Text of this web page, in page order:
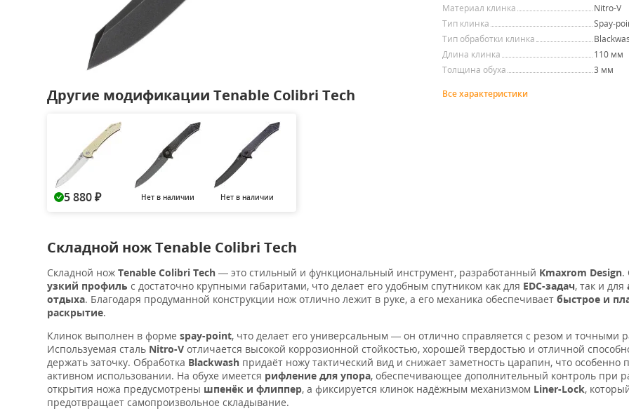
Другие модификации Tenable Colibri Tech
5 880 ₽ Нет в наличии Нет в наличии
Материал клинка
Nitro-V
Тип клинка
Spay-
Тип обработки клинка
Длина клинка
110 мм
Толщина обуха
3 мм
Все характеристики
Складной нож Tenable Colibri Tech
Складной нож Tenable Colibri Tech — это стильный и функциональный инструмент, разработанный Kmaxrom Design.
узкий профиль с достаточно крупными габаритами, что делает его удобным спутником как для EDC-задач, так и для
отдыха. Благодаря продуманной конструкции нож отлично лежит в руке, а его механика обеспечивает быстрое и
раскрытие.
Клинок выполнен в форме spay-point, что делает его универсальным — он отлично справляется с резом и точными
Используемая сталь Nitro-V отличается высокой коррозионной стойкостью, хорошей твердостью и отличной
держать заточку. Обработка Blackwash придаёт ножу тактический вид и снижает заметность царапин, что особенно
активном использовании. На обухе имеется рифление для упора, обеспечивающее дополнительный контроль при
открытия ножа предусмотрены шпенёк и флиппер, а фиксируется клинок надёжным механизмом Liner-Lock,
предотвращает самопроизвольное складывание.